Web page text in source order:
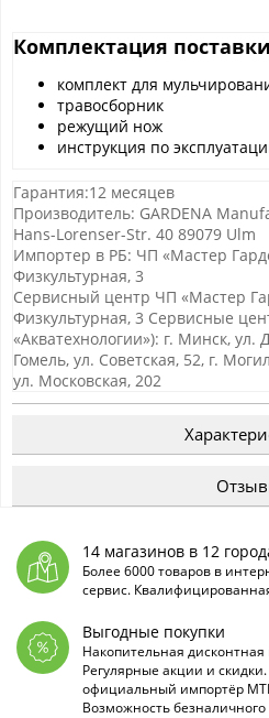
Комплектация поставки
комплект для
травосборник
режущий нож
инструкция по
Гарантия:12 месяцев
Производитель: GARDENA
Hans-Lorenser-Str. 40 89079 Ulm
Импортер в РБ: ЧП «Мастер
Физкультурная, 3
Сервисный центр ЧП «Мастер
Физкультурная, 3 Сервисные
«Акватехнологии»): г. Минск, ул.
Гомель, ул. Советская, 52, г.
ул. Московская, 202
14 магазинов в 12
Более 6000 товаров в
сервис.
Выгодные покупки
Накопительная дисконтная
Регулярные акции и
официальный импортёр
Возможность безналичного